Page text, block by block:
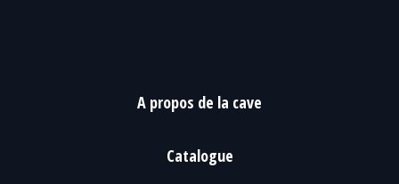
A propos de la cave
Catalogue